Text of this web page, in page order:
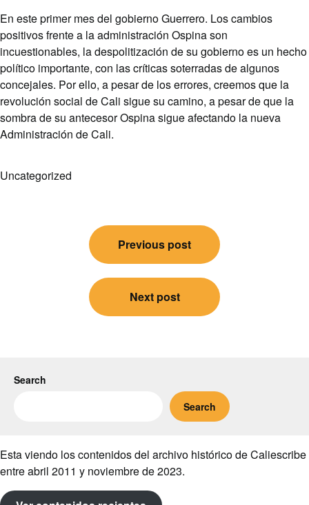
En este primer mes del gobierno Guerrero. Los cambios
positivos frente a la administración Ospina son
incuestionables, la despolitización de su gobierno es un hecho
político importante, con las críticas soterradas de algunos
concejales. Por ello, a pesar de los errores, creemos que la
revolución social de Cali sigue su camino, a pesar de que la
sombra de su antecesor Ospina sigue afectando la nueva
Administración de Cali.
Uncategorized
Previous post
Next post
Search
Search
Esta viendo los contenidos del archivo histórico de Caliescribe
entre abril 2011 y noviembre de 2023.